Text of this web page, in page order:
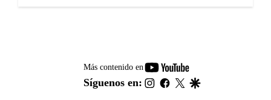
Más contenido en
youtube-
footer
Síguenos en: instagram
facebook
twitter